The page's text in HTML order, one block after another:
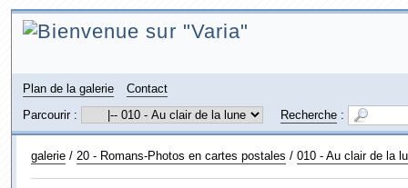
Plan de la galerie
Contact
Parcourir :
Recherche:
galerie/ 20 - Romans-Photos en cartes postales / 010 - Au clair de la